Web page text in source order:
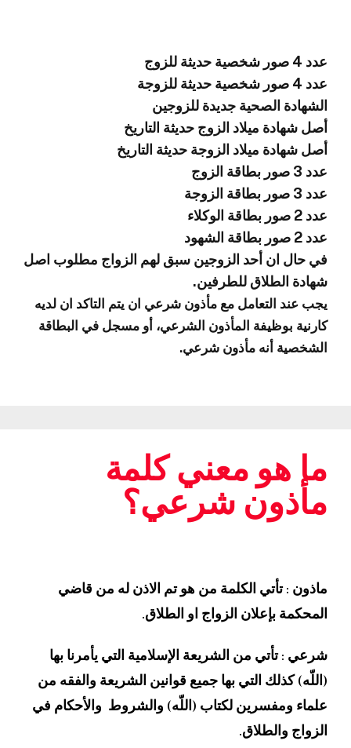
عدد 4 صور شخصية حديثة للزوج
عدد 4 صور شخصية حديثة للزوجة
الشهادة الصحية جديدة للزوجين
أصل شهادة ميلاد الزوج حديثة التاريخ
أصل شهادة ميلاد الزوجة حديثة التاريخ
عدد 3 صور بطاقة الزوج
عدد 3 صور بطاقة الزوجة
عدد 2 صور بطاقة الوكلاء
عدد 2 صور بطاقة الشهود
في حال ان أحد الزوجين سبق لهم الزواج مطلوب اصل
شهادة الطلاق للطرفين.
يجب عند التعامل مع مأذون شرعي ان يتم التاكد ان لديه
كارنية بوظيفة المأذون الشرعي، أو مسجل في البطاقة
الشخصية أنه مأذون شرعي.
ما هو معني كلمة
مأذون شرعي؟
ماذون : تأتي الكلمة من هو تم الاذن له من قاضي
المحكمة بإعلان الزواج او الطلاق.
شرعي : تأتي من الشريعة الإسلامية التي يأمرنا بها
(اللّه) كذلك التي بها جميع قوانين الشريعة والفقه من
علماء ومفسرين لكتاب (اللّه) والشروط والأحكام في
الزواج والطلاق.